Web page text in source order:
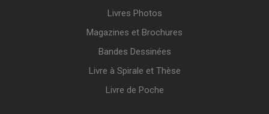
Livres Photos
Magazines et Brochures
Bandes Dessinées
Livre à Spirale et Thèse
Livre de Poche